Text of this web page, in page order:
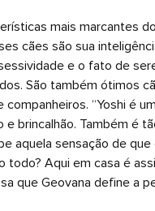
mais marcantes do
cães são sua
e o fato de
São também ótimos
companheiros. “Yoshi é
brincalhão. Também é
aquela sensação de
Aqui em casa é
que Geovana define a